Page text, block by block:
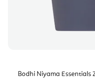
Bodhi Niyama Essentials